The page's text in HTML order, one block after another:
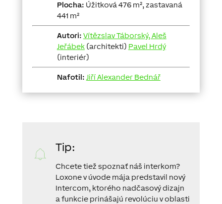
Plocha: Úžitková 476 m², zastavaná
441 m²
Autori: Vítězslav Táborský, Aleš
Jeřábek(architekti) Pavel Hrdý
(interiér)
Nafotil: Jiří Alexander Bednář
Tip:
Chcetetiež spoznať náš interkom?
Loxonev úvode mája predstavil nový
Intercom, ktorého nadčasovýdizajn
afunkcie prinášajú revolúciu v oblasti